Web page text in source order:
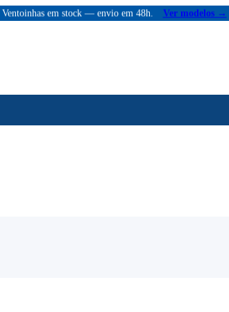
Ventoinhas em stock — envio em 48h. Ver modelos →